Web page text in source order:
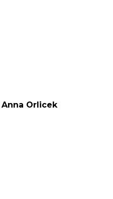
Orlicek